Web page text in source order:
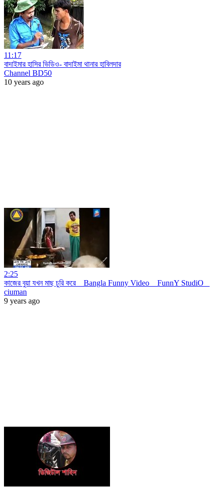
11:17
বাদাইমার হাসির ভিডিও- বাদাইমা থানার হাবিলদার
Channel BD50
10 years ago
2:25
কাজের বুয়া যখন মাছ চুরি করে _ Bangla Funny Video _ FunnY StudiO _
ciuman
9 years ago